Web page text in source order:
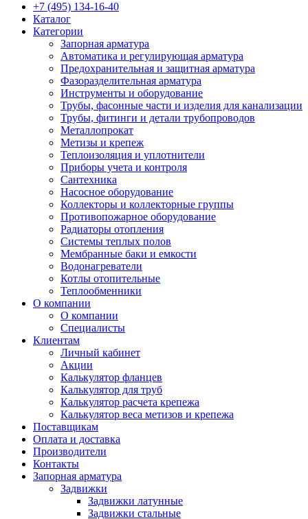
+7 (495) 134-16-40
Каталог
Категории
Запорная арматура
Автоматика и регулирующая арматура
Предохранительная и защитная арматура
Фазоразделительная арматура
Инструменты и оборудование
Трубы, фасонные части и изделия для канализации
Трубы, фитинги и детали трубопроводов
Металлопрокат
Метизы и крепеж
Теплоизоляция и уплотнители
Приборы учета и контроля
Сантехника
Насосное оборудование
Коллекторы и коллекторные группы
Противопожарное оборудование
Радиаторы отопления
Системы теплых полов
Мембранные баки и емкости
Водонагреватели
Котлы отопительные
Теплообменники
О компании
О компании
Специалисты
Клиентам
Личный кабинет
Акции
Калькулятор фланцев
Калькулятор для труб
Калькулятор расчета крепежа
Калькулятор веса метизов и крепежа
Поставщикам
Оплата и доставка
Производители
Контакты
Запорная арматура
Задвижки
Задвижки латунные
Задвижки стальные